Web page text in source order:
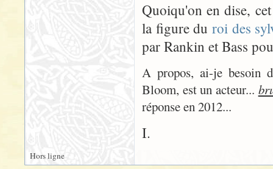
Quoiqu'on en dise,
la figure du roi des
par Rankin et Bass
A propos, ai-je besoin
Bloom, est un acteur...
réponse en 2012...
I.
Hors ligne